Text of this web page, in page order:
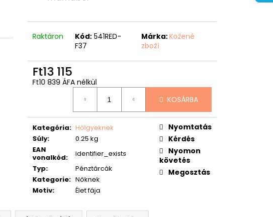
Raktáron Kód: 541RED-
F37
Márka:Kožené
zboží
Ft13 115
Ft10 839 ÁFA nélkül
KOSÁRBA
Kategória: Hölgyeknek
Súly:
0.25 kg
EAN
vonalkód:
identifier_exists
Typ:
Pénztárcák
Kategorie: Nőknek
Motiv: Élet fája
Nyomtatás
Kérdés
Nyomon
követés
Megosztás